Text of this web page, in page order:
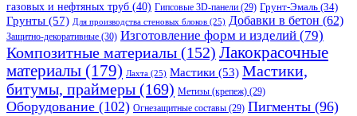
газовых и нефтяных труб (40) Гипсовые 3D-панели (29) Грунт-Эмаль (34)
Грунты (57) Для производства стеновых блоков (25) Добавки в бетон (62)
Защитно-декоративные (30) Изготовление форм и изделий (79)
Композитные материалы (152) Лакокрасочные
материалы (179) Лахта (25) Мастики (53) Мастики,
битумы, праймеры (169) Метизы (крепеж) (29)
Оборудование (102) Огнезащитные составы (29) Пигменты (96)